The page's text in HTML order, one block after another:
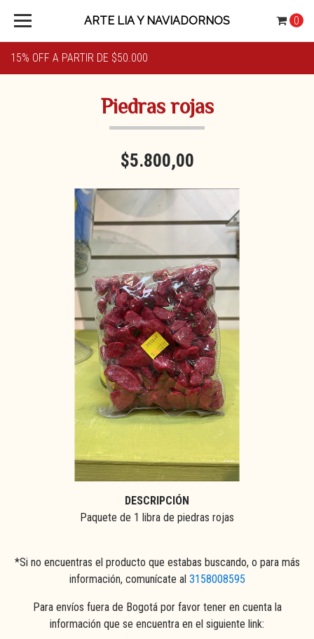
15% OFF A PARTIR DE $50.000
ARTE LIA Y NAVIADORNOS 0
Piedras rojas
$5.800,00
DESCRIPCIÓN
Paquete de 1 libra de piedras rojas
*Si no encuentras el producto que estabas buscando, o para más
información, comunícate al 3158008595
Para envíos fuera de Bogotá por favor tener en cuenta la
información que se encuentra en el siguiente link: